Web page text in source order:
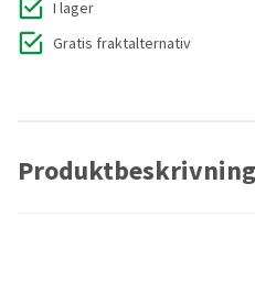
I lager
Gratis fraktalternativ
Produktbeskrivning